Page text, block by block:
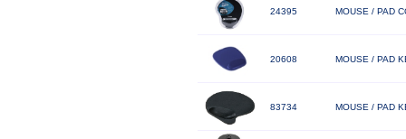
24395 MOUSE / PAD
20608 MOUSE / PAD
83734 MOUSE / PAD